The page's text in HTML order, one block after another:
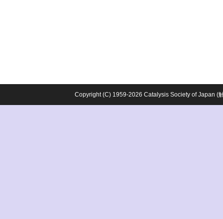
Copyright (C) 1959-2026 Catalysis Society of Japan (